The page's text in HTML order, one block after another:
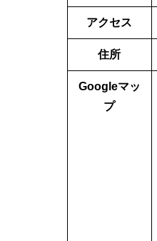
アクセス
住所
Googleマッ
プ